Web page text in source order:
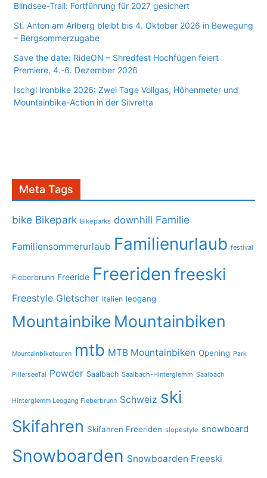
Blindsee-Trail: Fortführung für 2027 gesichert
St. Anton am Arlberg bleibt bis 4. Oktober 2026 in Bewegung
– Bergsommerzugabe
Save the date: RideON – Shredfest Hochfügen feiert
Premiere, 4.-6. Dezember 2026
Ischgl Ironbike 2026: Zwei Tage Vollgas, Höhenmeter und
Mountainbike-Action in der Silvretta
Meta Tags
bike Bikepark Bikeparks downhill Familie
Familiensommerurlaub Familienurlaub festival
Fieberbrunn Freeride Freeriden freeski
Freestyle Gletscher Italien leogang
Mountainbike Mountainbiken
Mountainbiketouren mtb MTB Mountainbiken Opening Park
PillerseeTal Powder Saalbach Saalbach-Hinterglemm Saalbach
Hinterglemm Leogang Fieberbrunn Schweiz ski
Skifahren Skifahren Freeriden slopestyle snowboard
Snowboarden Snowboarden Freeski